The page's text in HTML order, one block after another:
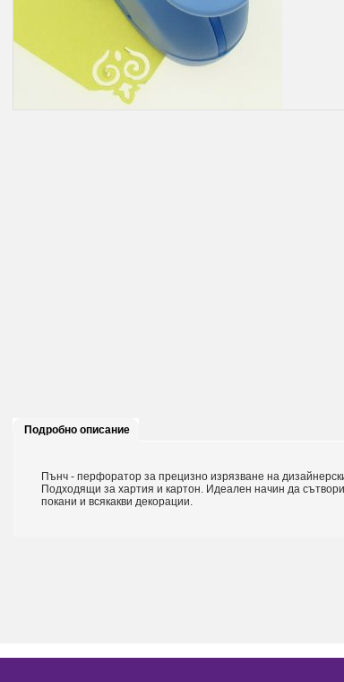
Подробно описание
Пънч - перфоратор за прецизно изрязване на
Подходящи за хартия и картон. Идеален начин да
покани и всякакви декорации.